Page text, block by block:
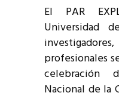
El PAR
Universidad
profesionales
celebración
Nacional de la